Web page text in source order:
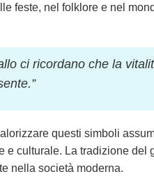
feste, nel folklore e nel
ci ricordano che la
questi simboli
e culturale. La tradizione
nella società moderna.